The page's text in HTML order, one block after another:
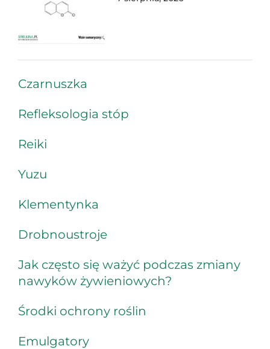
Czarnuszka
Refleksologia stóp
Reiki
Yuzu
Klementynka
Drobnoustroje
Jak często się ważyć podczas zmiany
nawyków żywieniowych?
Środki ochrony roślin
Emulgatory